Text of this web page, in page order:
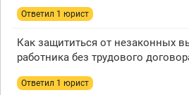
Ответил 1 юрист
Как защититься от незаконных
работника без трудового
Ответил 1 юрист